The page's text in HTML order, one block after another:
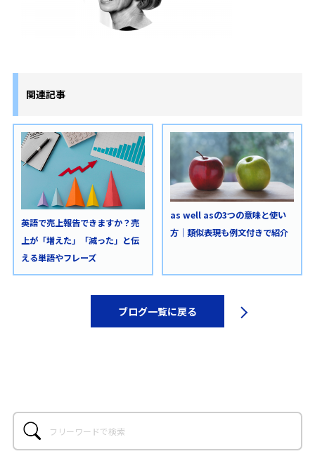
関連記事
英語で売上報告できますか？売
上が「増えた」「減った」と伝
える単語やフレーズ
as well asの3つの意味と使い
方｜類似表現も例文付きで紹介
ブログ一覧に戻る